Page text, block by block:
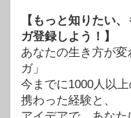
【もっと知りたい
ガ登録しよう！】
あなたの生き方が
ガ」
今までに1000人以
携わった経験と、